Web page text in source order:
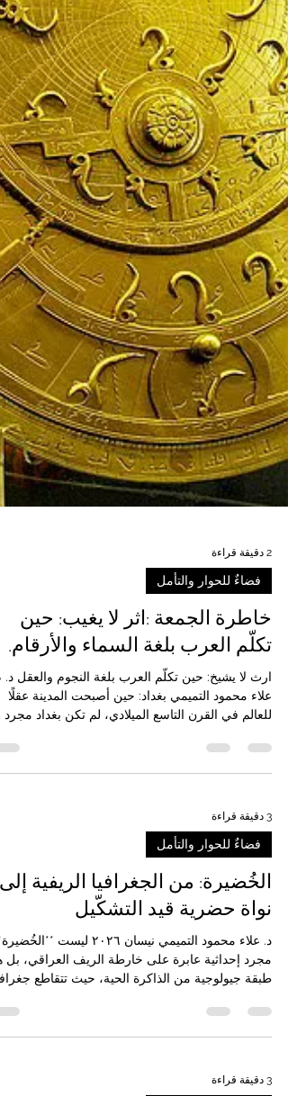
2 دقيقة قراءة
فضاءٌ للحوار والتأمل
خاطرة الجمعة :اثر لا يغيب: حين
تكلّم العرب بلغة السماء والأرقام.
ارث لا يشيخ: حين تكلّم العرب بلغة النجوم والعقل د.
ورشةٍ معرفية عرفها العالم آنذاك. داخل بيت الحكمة،
حيث اختلطت اللغات والثقافات والأديان، اجتمع
المترجمون والفلاسفة والرياضيون والفلكيون لصياغة
مشروع إنساني نادر: تحويل المعرفة إلى قوة
هناك، لم يكن العلم ترفًا فكريًا، بل جزءًا من بناء
والمجتمع والمدينة. فالمدينة ا
3 دقيقة قراءة
فضاءٌ للحوار والتأمل
الخُضيرة: من الجغرافيا الريفية إلى
نواة حضرية قيد التشكّيل
د. علاء محمود التميمي نيسان ٢٠٢٦ ليست
التنوير. تمتد هذه المساحة كقلبٍ نابض بين "بلد" شمالاً